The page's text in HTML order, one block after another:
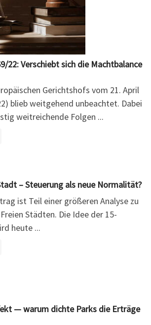
22: Verschiebt sich die Machtbalance
Gerichtshofs vom 21. April
blieb weitgehend unbeachtet. Dabei
weitreichende Folgen ...
– Steuerung als neue Normalität?
ist Teil einer größeren Analyse zu
Städten. Die Idee der 15-
heute ...
— warum dichte Parks die Erträge